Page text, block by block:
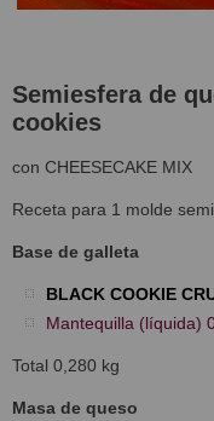
Semiesfera de
cookies
con CHEESECAKE MIX
Receta para 1 molde
Base de galleta
BLACK COOKIE
Mantequilla (líquida)
Total 0,280 kg
Masa de queso